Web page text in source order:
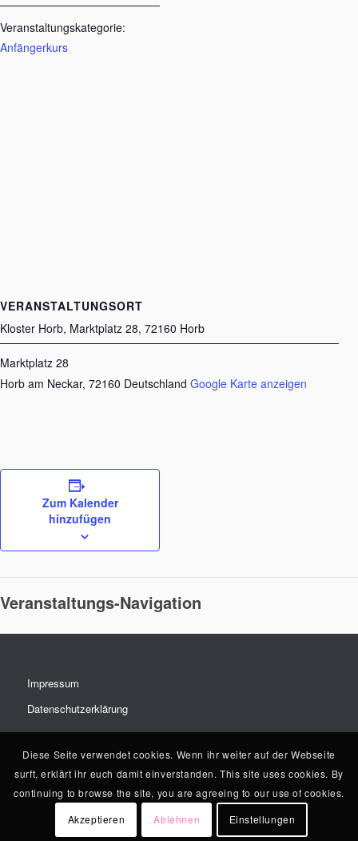
Veranstaltungskategorie:
Anfängerkurs
VERANSTALTUNGSORT
Kloster Horb, Marktplatz 28, 72160 Horb
Marktplatz 28
Horb am Neckar, 72160 Deutschland Google Karte anzeigen
Zum Kalender
hinzufügen
Veranstaltungs-Navigation
Impressum
Datenschutzerklärung
Diese Seite verwendet cookies. Wenn ihr weiter auf der Webseite
surft, erklärt ihr euch damit einverstanden. This site uses cookies. By
continuing to browse the site, you are agreeing to our use of cookies.
Akzeptieren
Ablehnen Einstellungen